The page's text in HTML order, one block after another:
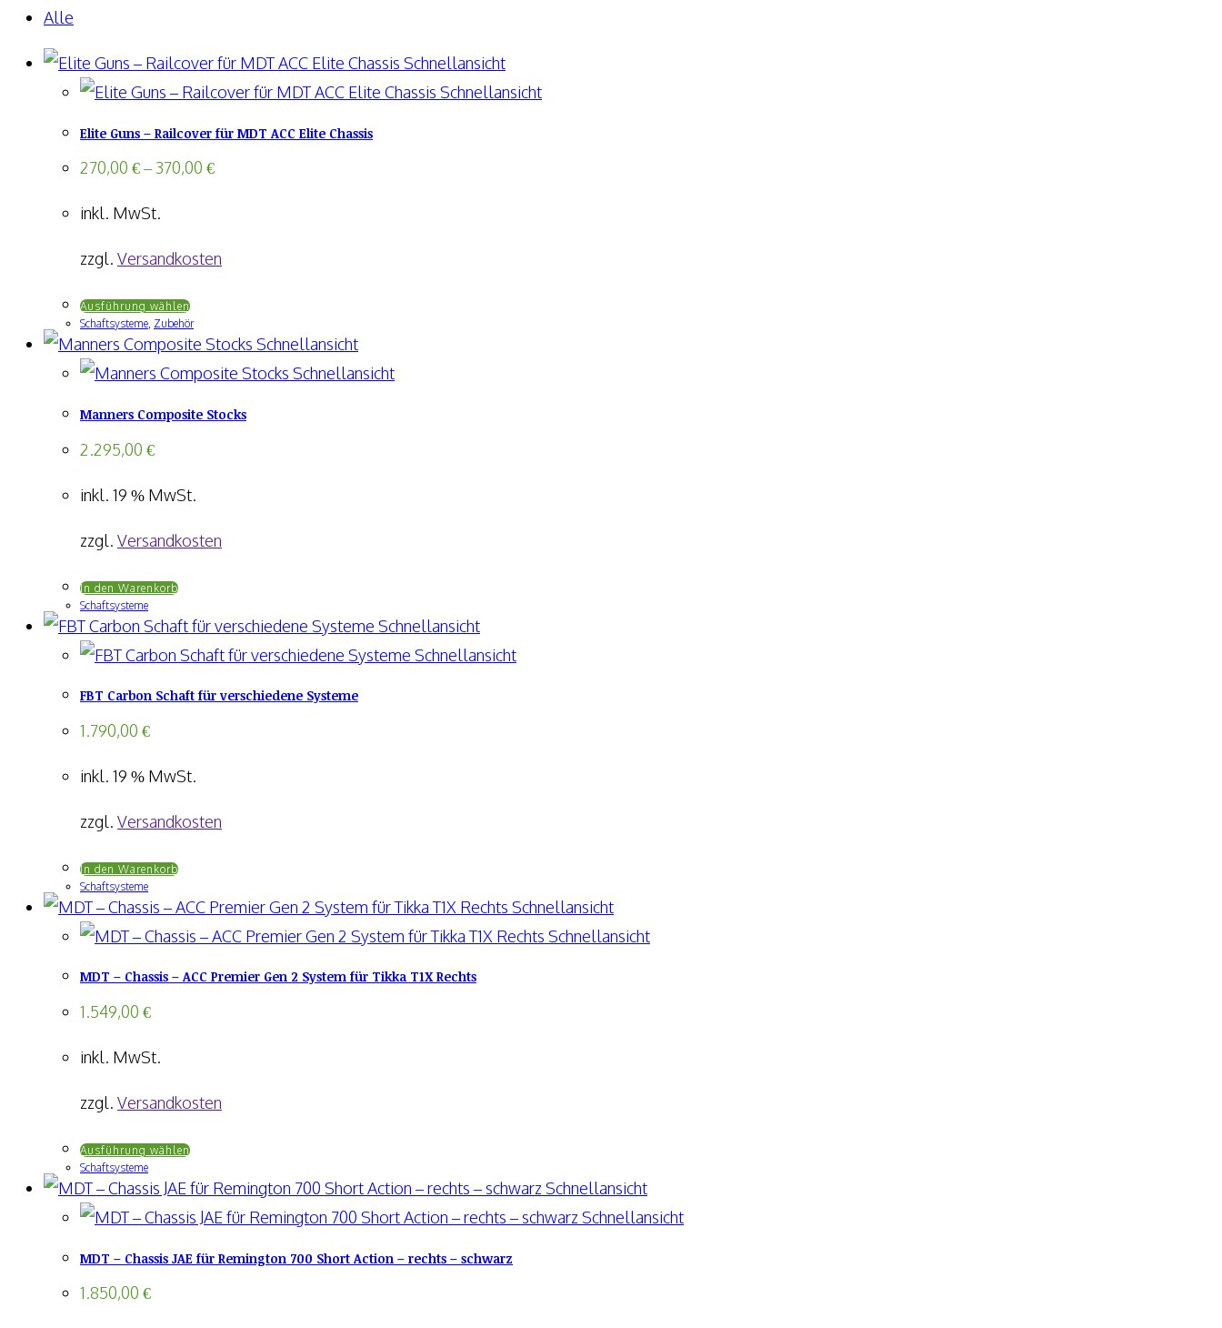
Alle
Schnellansicht
Schnellansicht
Elite Guns – Railcover für MDT ACC Elite Chassis
270,00 €–370,00 €
inkl. MwSt.
zzgl. Versandkosten
Ausführung wählenDieses
Produkt
mehrere
Varianten
Optionen
können
Produktseite
gewählt
Schaftsysteme, Zubehör
Schnellansicht
Schnellansicht
Manners Composite Stocks
2.295,00 €
inkl. 19 % MwSt.
zzgl. Versandkosten
In den Warenkorb
Schaftsysteme
Schnellansicht
Schnellansicht
FBT Carbon Schaft für verschiedene Systeme
1.790,00 €
inkl. 19 % MwSt.
zzgl. Versandkosten
In den Warenkorb
Schaftsysteme
Schnellansicht
Schnellansicht
MDT – Chassis – ACC Premier Gen 2 System für Tikka T1X Rechts
1.549,00 €
inkl. MwSt.
zzgl. Versandkosten
Ausführung wählenDieses
Varianten
Schaftsysteme
Schnellansicht
Schnellansicht
MDT – Chassis JAE für Remington 700 Short Action – rechts – schwarz
1.850,00 €